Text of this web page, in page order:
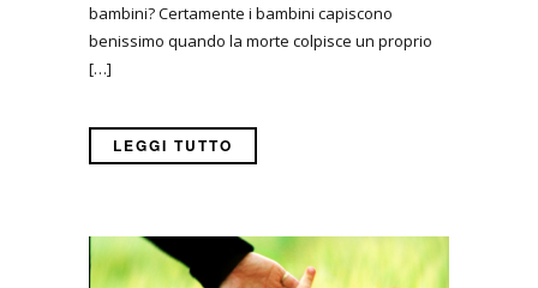
bambini? Certamente i bambini capiscono
benissimo quando la morte colpisce un proprio
[…]
LEGGI TUTTO